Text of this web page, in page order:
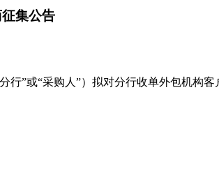
集公告
”或“采购人”）拟对分行收单外包机构